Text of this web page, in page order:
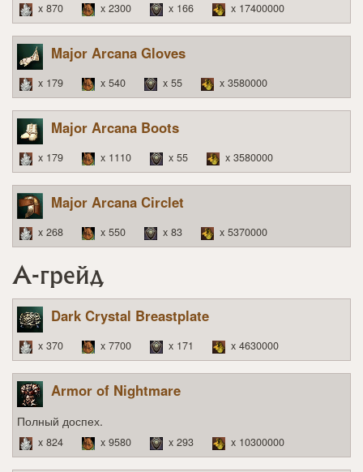
x 870 x 2300 x 166 x 17400000
Major Arcana Gloves
x 179 x 540 x 55 x 3580000
Major Arcana Boots
x 179 x 1110 x 55 x 3580000
Major Arcana Circlet
x 268 x 550 x 83 x 5370000
A-грейд
Dark Crystal Breastplate
x 370 x 7700 x 171 x 4630000
Armor of Nightmare
Полный доспех.
x 824 x 9580 x 293 x 10300000